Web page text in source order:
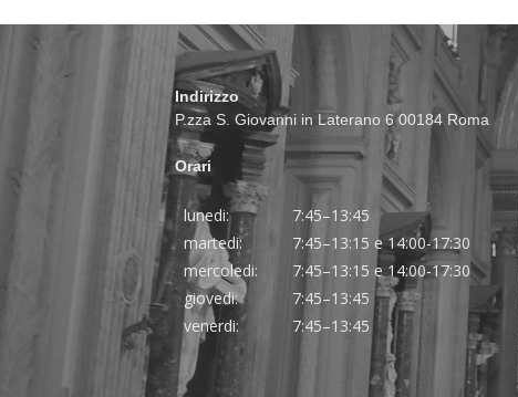
Indirizzo
P.zza S. Giovanni in Laterano 6 00184 Roma
Orari
lunedi:
7:45–13:45
martedi:
7:45–13:15 e 14:00-17:30
mercoledi:
7:45–13:15 e 14:00-17:30
giovedi:
7:45–13:45
venerdi:
7:45–13:45